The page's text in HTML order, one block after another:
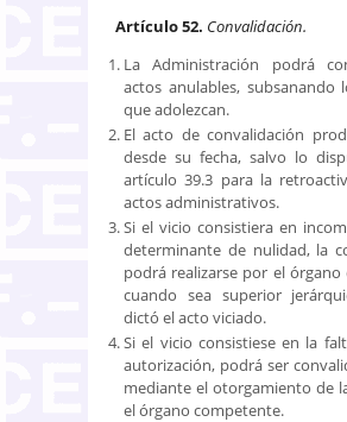
Artículo 52. Convalidación.
La Administración podrá
actos anulables, subsanando
que adolezcan.
El acto de convalidación
desde su fecha, salvo lo
artículo 39.3 para la
actos administrativos.
Si el vicio consistiera en
determinante de nulidad, la
podrá realizarse por el
cuando sea superior
dictó el acto viciado.
Si el vicio consistiese en la
autorización, podrá ser
mediante el otorgamiento de
el órgano competente.